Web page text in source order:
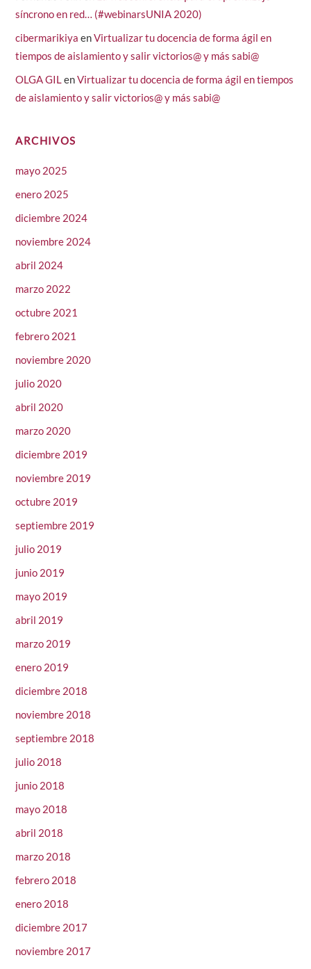
síncrono en red… (#webinarsUNIA 2020)
cibermarikiya enVirtualizar tu docencia de forma ágil en
tiempos de aislamiento y salir victorios@ y más sabi@
OLGA GILenVirtualizar tu docencia de forma ágil en tiempos
de aislamiento y salir victorios@ y más sabi@
ARCHIVOS
mayo 2025
enero 2025
diciembre 2024
noviembre 2024
abril 2024
marzo 2022
octubre 2021
febrero 2021
noviembre 2020
julio 2020
abril 2020
marzo 2020
diciembre 2019
noviembre 2019
octubre 2019
septiembre 2019
julio 2019
junio 2019
mayo 2019
abril 2019
marzo 2019
enero 2019
diciembre 2018
noviembre 2018
septiembre 2018
julio 2018
junio 2018
mayo 2018
abril 2018
marzo 2018
febrero 2018
enero 2018
diciembre 2017
noviembre 2017